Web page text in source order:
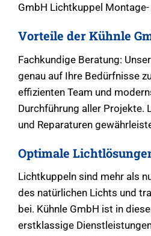
GmbH Lichtkuppel
Vorteile der Kühnle
Fachkundige Beratung:
genau auf Ihre Bedürfnisse
effizienten Team und
Durchführung aller Projekte.
und Reparaturen
Optimale
Lichtkuppeln sind mehr als
des natürlichen Lichts und
bei. Kühnle GmbH ist in
erstklassige